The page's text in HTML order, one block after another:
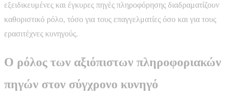
εξειδικευμένες και έγκυρες πηγές πληροφόρησης διαδραματίζουν
καθοριστικό ρόλο, τόσο για τους επαγγελματίες όσο και για τους
ερασιτέχνες κυνηγούς.
Ο ρόλος των αξιόπιστων πληροφοριακών
πηγών στον σύγχρονο κυνηγό